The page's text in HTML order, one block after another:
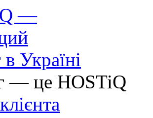
— це HOSTiQ